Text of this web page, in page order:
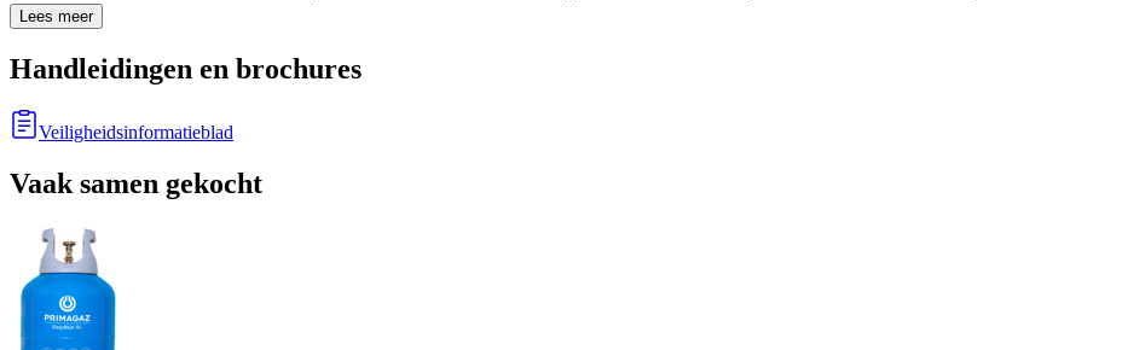
Lees meer
Handleidingen en brochures
Veiligheidsinformatieblad
Vaak samen gekocht